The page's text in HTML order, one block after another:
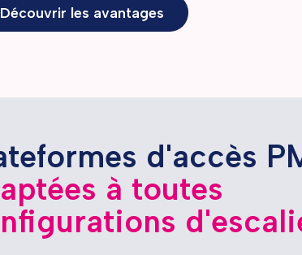
Découvrir les avantages
d'accès
à toutes